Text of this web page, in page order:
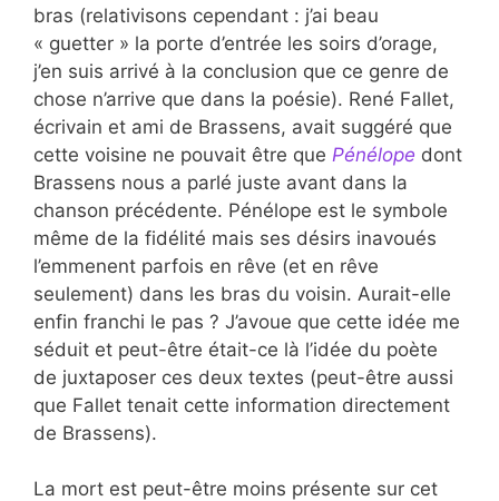
bras (relativisons cependant : j’ai beau
« guetter » la porte d’entrée les soirs d’orage,
j’en suis arrivé à la conclusion que ce genre de
chose n’arrive que dans la poésie). René Fallet,
écrivain et ami de Brassens, avait suggéré que
cette voisine ne pouvait être que Pénélope dont
Brassens nous a parlé juste avant dans la
chanson précédente. Pénélope est le symbole
même de la fidélité mais ses désirs inavoués
l’emmenent parfois en rêve (et en rêve
seulement) dans les bras du voisin. Aurait-elle
enfin franchi le pas ? J’avoue que cette idée me
séduit et peut-être était-ce là l’idée du poète
de juxtaposer ces deux textes (peut-être aussi
que Fallet tenait cette information directement
de Brassens).
La mort est peut-être moins présente sur cet